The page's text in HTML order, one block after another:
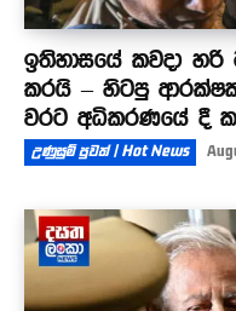
ඉතිහාසයේ කවදා
කරයි – හිටපු
වරට අධිකරණයේ දී
උණුසුම් පුවත් | Hot News